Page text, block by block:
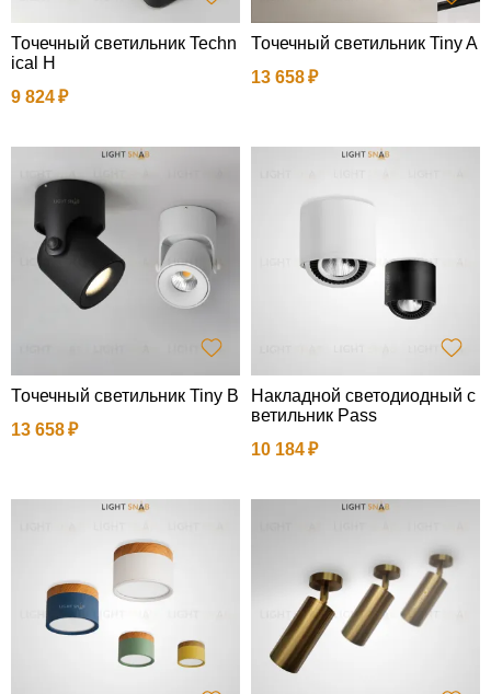
Точечный светильник Techn
ical H
9 824
Точечный светильник Tiny A
13 658
Точечный светильник Tiny B
13 658
Накладной светодиодный с
ветильник Pass
10 184